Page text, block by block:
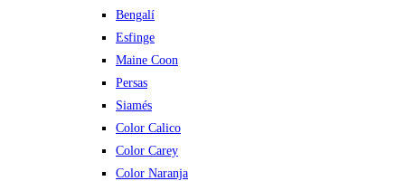
Bengalí
Esfinge
Maine Coon
Persas
Siamés
Color Calico
Color Carey
Color Naranja